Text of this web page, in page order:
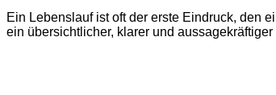
Ein Lebenslauf ist oft der erste Eindruck, den
ein übersichtlicher, klarer und